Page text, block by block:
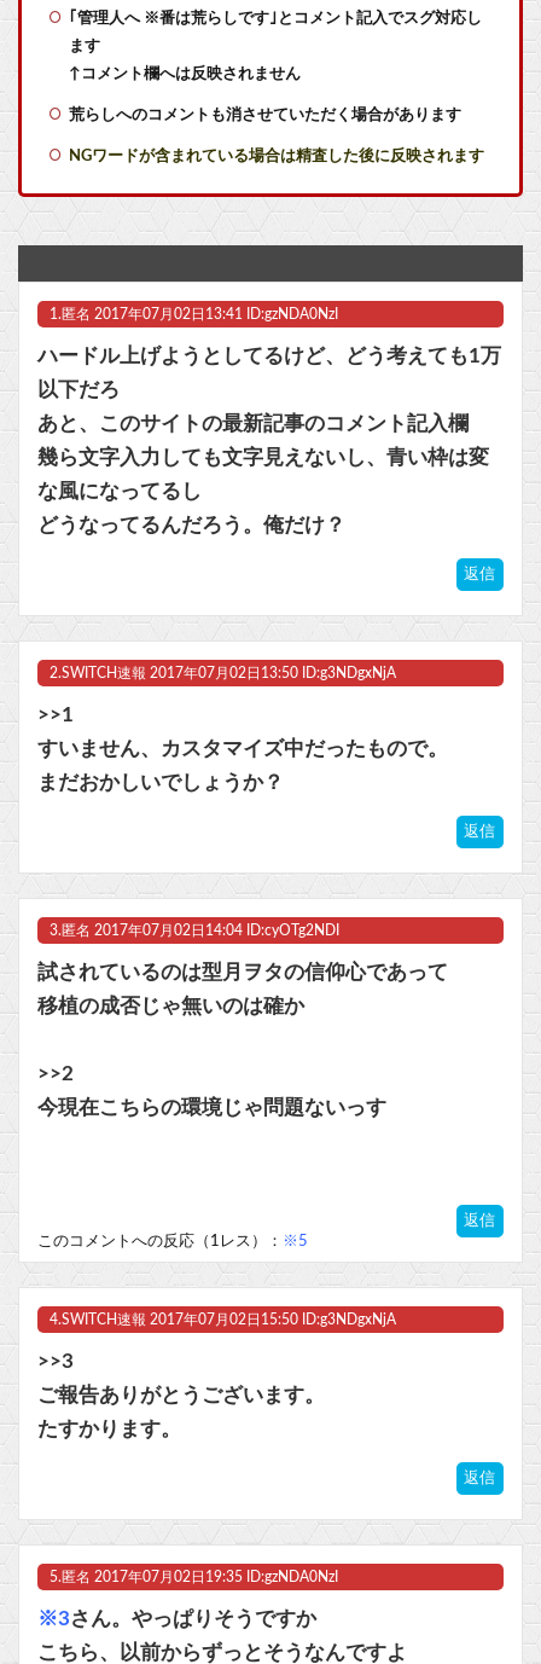
Switch2版『モンハンワイルズ』の動作環境が判明！
『ほの暮しの庭』Switch2版 21,965本、Switch版 12,458本
あまりにも酷すぎる出来でバカにされまくったアニメ『ワンダンス』、原作者本人が手書きアニメを投稿した結果・・・ｗｗｗｗｗｗ他
【ラブライブ！】声優との1体1イベントみんななに話すの？他
｢管理人へ ※番は荒らしです｣とコメント記入でスグ対応し
ます
↑コメント欄へは反映されません
荒らしへのコメントも消させていただく場合があります
NGワードが含まれている場合は精査した後に反映されます
1. 匿名 2017年07月02日13:41 ID:gzNDA0NzI
ハードル上げようとしてるけど、どう考えても1万
以下だろ
あと、このサイトの最新記事のコメント記入欄
幾ら文字入力しても文字見えないし、青い枠は変
な風になってるし
どうなってるんだろう。俺だけ？
返信
2.SWITCH速報 2017年07月02日13:50 ID:g3NDgxNjA
>>1
すいません、カスタマイズ中だったもので。
まだおかしいでしょうか？
返信
3. 匿名 2017年07月02日14:04 ID:cyOTg2NDI
試されているのは型月ヲタの信仰心であって
移植の成否じゃ無いのは確か
>>2
今現在こちらの環境じゃ問題ないっす
返信
このコメントへの反応（1レス）： ※5
4.SWITCH速報 2017年07月02日15:50 ID:g3NDgxNjA
>>3
ご報告ありがとうございます。
たすかります。
返信
5. 匿名 2017年07月02日19:35 ID:gzNDA0NzI
※3さん。やっぱりそうですか
こちら、以前からずっとそうなんですよ